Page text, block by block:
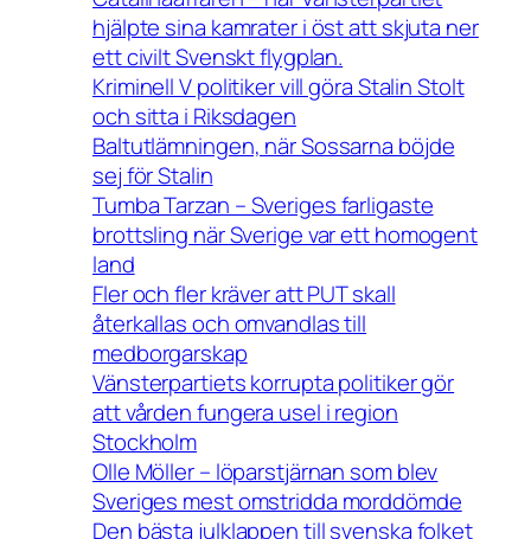
hjälpte sina kamrater i öst att skjuta ner
ett civilt Svenskt flygplan.
Kriminell V politiker vill göra Stalin Stolt
och sitta i Riksdagen
Baltutlämningen, när Sossarna böjde
sej för Stalin
Tumba Tarzan – Sveriges farligaste
brottsling när Sverige var ett homogent
land
Fler och fler kräver att PUT skall
återkallas och omvandlas till
medborgarskap
Vänsterpartiets korrupta politiker gör
att vården fungera usel i region
Stockholm
Olle Möller – löparstjärnan som blev
Sveriges mest omstridda morddömde
Den bästa julklappen till svenska folket